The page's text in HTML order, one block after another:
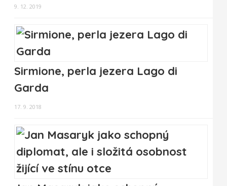
9. 12. 2019
Sirmione, perla jezera Lago di
Garda
17. 9. 2018